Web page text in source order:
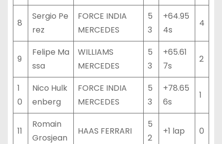
8
Sergio Pe
rez
FORCE INDIA
MERCEDES
5
3
+64.95
4s
4
9
Felipe Ma
ssa
WILLIAMS
MERCEDES
5
3
+65.61
7s
2
1
0
Nico Hulk
enberg
FORCE INDIA
MERCEDES
5
3
+78.65
6s
1
11
Romain
Grosjean
HAAS FERRARI
5
2
+1 lap 0